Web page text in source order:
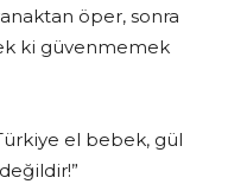
öper, sonra
ki güvenmemek
el bebek, gül